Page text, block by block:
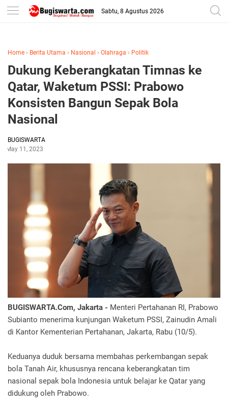
-->
Sabtu, 8 Agustus 2026
Home › Berita Utama › Nasional › Olahraga › Politik
Dukung Keberangkatan Timnas ke
Qatar, Waketum PSSI: Prabowo
Konsisten Bangun Sepak Bola
Nasional
BUGISWARTA
May 11, 2023
BUGISWARTA.Com, Jakarta - Menteri Pertahanan RI, Prabowo
Subianto menerima kunjungan Waketum PSSI, Zainudin Amali
di Kantor Kementerian Pertahanan, Jakarta, Rabu (10/5).
Keduanya duduk bersama membahas perkembangan sepak
bola Tanah Air, khususnya rencana keberangkatan tim
nasional sepak bola Indonesia untuk belajar ke Qatar yang
didukung oleh Prabowo.